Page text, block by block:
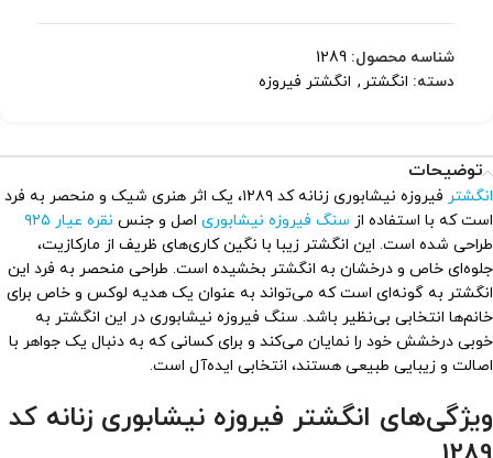
شناسه محصول: 1289
دسته: انگشتر , انگشتر فیروزه
توضیحات
انگشتر
فیروزه نیشابوری زنانه کد ۱۲۸۹، یک اثر هنری شیک و منحصر به فرد
است که با استفاده از سنگ فیروزه نیشابوری اصل و جنس نقره عیار ۹۲۵
طراحی شده است. این انگشتر زیبا با نگین کاری‌های ظریف از مارکازیت،
جلوه‌ای خاص و درخشان به انگشتر بخشیده است. طراحی منحصر به فرد این
انگشتر به گونه‌ای است که می‌تواند به عنوان یک هدیه لوکس و خاص برای
خانم‌ها انتخابی بی‌نظیر باشد. سنگ فیروزه نیشابوری در این انگشتر به
خوبی درخشش خود را نمایان می‌کند و برای کسانی که به دنبال یک جواهر با
اصالت و زیبایی طبیعی هستند، انتخابی ایده‌آل است.
ویژگی‌های انگشتر فیروزه نیشابوری زنانه کد